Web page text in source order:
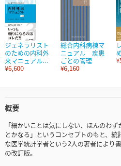
ジェネラリスト
のための内科外
来マニュアル...
¥6,600
総合内科病棟マ
ニュアル 疾患
ごとの管理
¥6,160
概要
「細かいことは気にしない、ほんのわ
とかなる」というコンセプトのもと、
な医学統計学者という2人の著者により
の改訂版。